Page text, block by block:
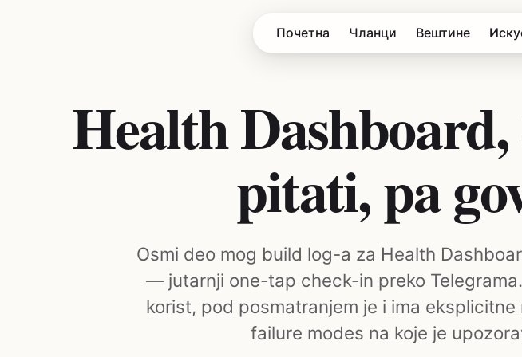
Почетна Чланци Вештине
Health
pitati, pa
Osmi deo mog build log-a za Health
— jutarnji one-tap check-in preko
korist, pod posmatranjem je i ima
failure modes na koje je